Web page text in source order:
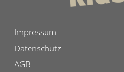
Impressum
Datenschutz
AGB